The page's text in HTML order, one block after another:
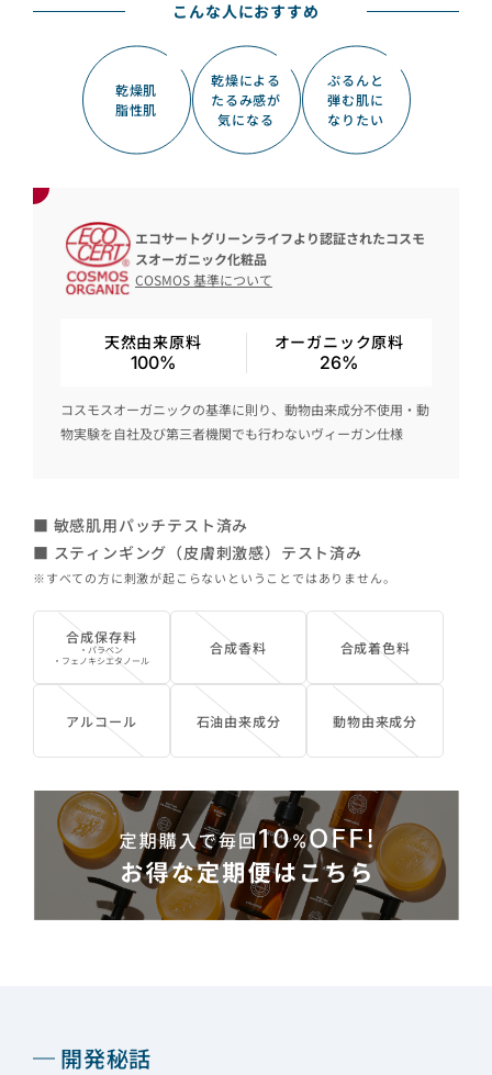
こんな人におすすめ
乾燥肌
脂性肌
乾燥による
たるみ感が
気になる
ぷるんと
弾む肌に
なりたい
エコサートグリーンライフより認証されたコスモ
スオーガニック化粧品
COSMOS 基準について
天然由来原料
100%
オーガニック原料
26%
コスモスオーガニックの基準に則り、動物由来成分不使用・動
物実験を自社及び第三者機関でも行わないヴィーガン仕様
■ 敏感肌用パッチテスト済み
■ スティンギング（皮膚刺激感）テスト済み
※すべての方に刺激が起こらないということではありません。
合成保存料
・パラベン
・フェノキシエタノール
合成香料 合成着色料
アルコール 石油由来成分 動物由来成分
開発秘話